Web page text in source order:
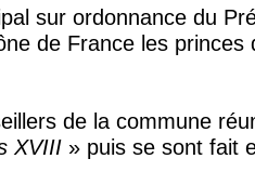
sur ordonnance du
de France les
de la commune
XVIII » puis se sont fait